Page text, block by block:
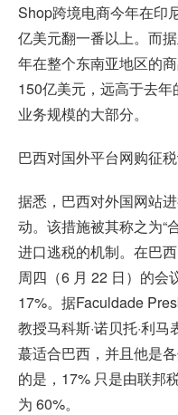
Shop跨境电商今年在印
亿美元翻一番以上。而
年在整个东南亚地区的
150亿美元，远高于去
业务规模的大部分。
巴西对国外平台网购征
据悉，巴西对外国网站
动。该措施被其称之为“
进口逃税的机制。在巴
周四（6 月 22 日）的会
17%。据Faculdade
教授马科斯·诺贝托·利
蕞适合巴西，并且他是
的是，17% 只是由联邦
为 60%。